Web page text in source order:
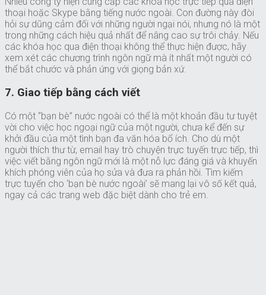
thoại hoặc Skype bằng tiếng nước ngoài. Con đường này đòi
hỏi sự dũng cảm đối với những người ngại nói, nhưng nó là một
trong những cách hiệu quả nhất để nâng cao sự trôi chảy. Nếu
các khóa học qua điện thoại không thể thực hiện được, hãy
xem xét các chương trình ngôn ngữ mà ít nhất một người có
thể bắt chước và phản ứng với giọng bản xứ.
7. Giao tiếp bằng cách viết
Có một “bạn bè” nước ngoài có thể là một khoản đầu tư tuyệt
vời cho việc học ngoại ngữ của một người, chưa kể đến sự
khởi đầu của một tình bạn đa văn hóa bổ ích. Cho dù một
người thích thư từ, email hay trò chuyện trực tuyến trực tiếp, thì
việc viết bằng ngôn ngữ mới là một nỗ lực đáng giá và khuyến
khích phóng viên của họ sửa và đưa ra phản hồi. Tìm kiếm
trực tuyến cho ‘bạn bè nước ngoài’ sẽ mang lại vô số kết quả,
ngay cả các trang web đặc biệt dành cho trẻ em.